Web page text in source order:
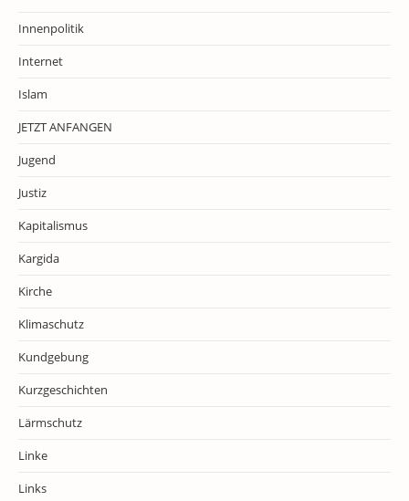
Innenpolitik
Internet
Islam
JETZT ANFANGEN
Jugend
Justiz
Kapitalismus
Kargida
Kirche
Klimaschutz
Kundgebung
Kurzgeschichten
Lärmschutz
Linke
Links